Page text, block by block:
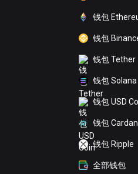
钱包
钱包
钱包 Tether
钱包 Solana
钱包 USD
钱包
钱包 Ripple
全部钱包